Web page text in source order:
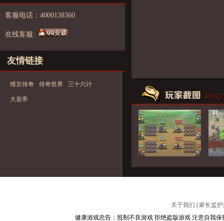
客服电话：4000138360
在线客服:
友情链接
维京传奇 传奇世界 三十六计
大皇帝
关于我们
家长监
健康游戏忠告：抵制不良游戏 拒绝盗版游戏 注意自我